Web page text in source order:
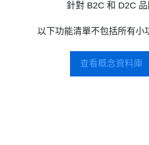
針對 B2C 和 D2C
以下功能清單不包括所有小
查看概念資料庫